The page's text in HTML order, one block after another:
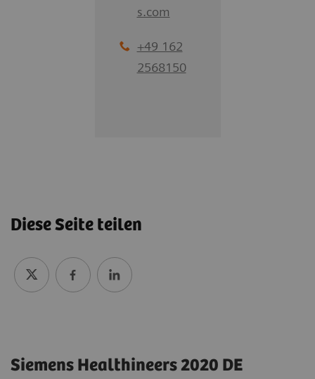
s.com
+49 162
2568150
Diese Seite teilen
Siemens Healthineers 2020 DE